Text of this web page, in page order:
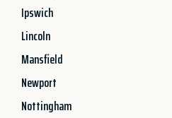
Ipswich
Lincoln
Mansfield
Newport
Nottingham